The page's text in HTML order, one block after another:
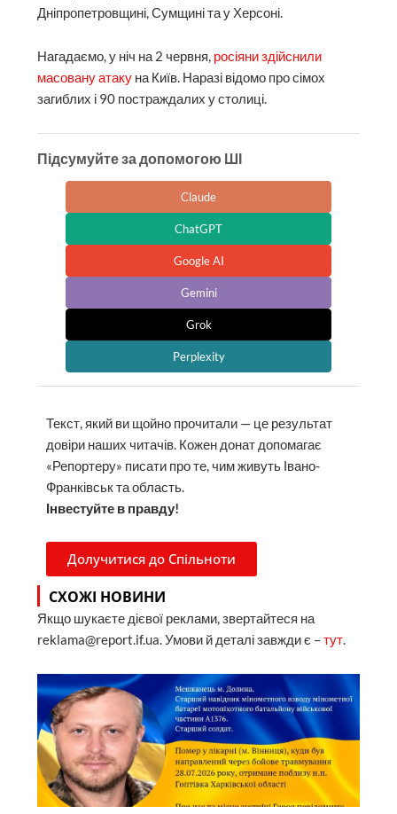
Дніпропетровщині, Сумщині та у Херсоні.
Нагадаємо, у ніч на 2 червня, росіяни здійснили
масовану атаку на Київ. Наразі відомо про сімох
загиблих і 90 постраждалих у столиці.
Підсумуйте за допомогою ШІ
Claude
ChatGPT
Google AI
Gemini
Grok
Perplexity
Текст, який ви щойно прочитали — це результат
довіри наших читачів. Кожен донат допомагає
«Репортеру» писати про те, чим живуть Івано-
Франківськ та область.
Інвестуйте в правду!
Долучитися до Спільноти
СХОЖІ НОВИНИ
Якщо шукаєте дієвої реклами, звертайтеся на
reklama@report.if.ua. Умови й деталі завжди є –тут.